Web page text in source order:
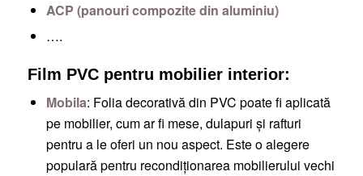
ACP (panouri compozite din aluminiu)
….
Film PVC pentru mobilier interior:
Mobila: Folia decorativă din PVC poate fi aplicată
pe mobilier, cum ar fi mese, dulapuri și rafturi
pentru a le oferi un nou aspect. Este o alegere
populară pentru recondiționarea mobilierului vechi